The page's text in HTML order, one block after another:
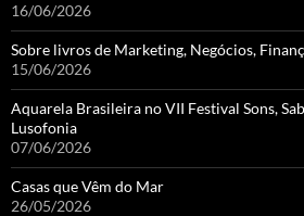
16/06/2026
Sobre livros de Marketing, Negócios,
15/06/2026
Aquarela Brasileira no VII Festival Sons,
Lusofonia
07/06/2026
Casas que Vêm do Mar
26/05/2026